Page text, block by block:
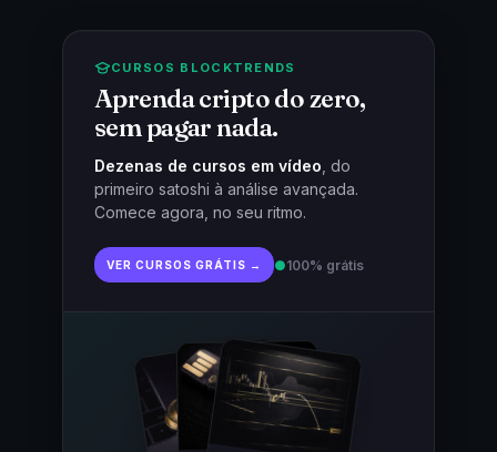
CURSOS BLOCKTRENDS
Aprenda cripto do zero,
sem pagar nada.
Dezenas de cursos em vídeo , do
primeiro satoshi à análise avançada.
Comece agora, no seu ritmo.
VER CURSOS GRÁTIS → ●100% grátis